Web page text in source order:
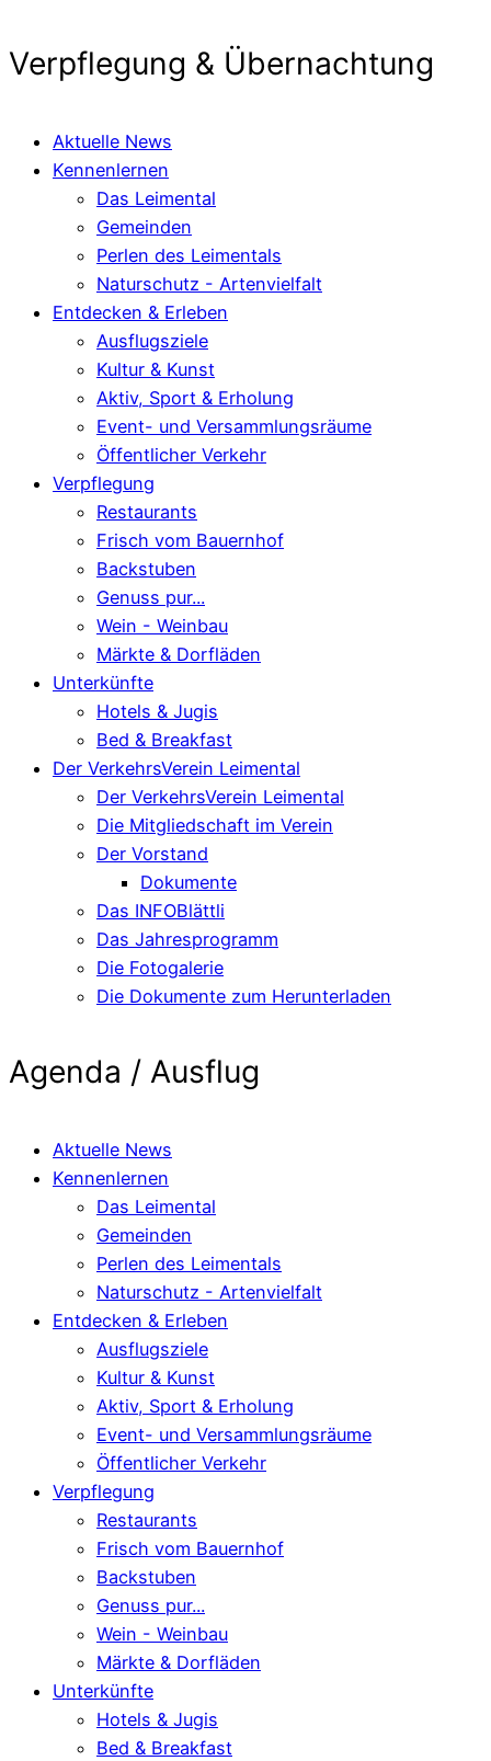
Verpflegung & Übernachtung
Aktuelle News
Kennenlernen
Das Leimental
Gemeinden
Perlen des Leimentals
Naturschutz - Artenvielfalt
Entdecken & Erleben
Ausflugsziele
Kultur & Kunst
Aktiv, Sport & Erholung
Event- und Versammlungsräume
Öffentlicher Verkehr
Verpflegung
Restaurants
Frisch vom Bauernhof
Backstuben
Genuss pur...
Wein - Weinbau
Märkte & Dorfläden
Unterkünfte
Hotels & Jugis
Bed & Breakfast
Der VerkehrsVerein Leimental
Der VerkehrsVerein Leimental
Die Mitgliedschaft im Verein
Der Vorstand
Dokumente
Das INFOBlättli
Das Jahresprogramm
Die Fotogalerie
Die Dokumente zum Herunterladen
Agenda / Ausflug
Aktuelle News
Kennenlernen
Das Leimental
Gemeinden
Perlen des Leimentals
Naturschutz - Artenvielfalt
Entdecken & Erleben
Ausflugsziele
Kultur & Kunst
Aktiv, Sport & Erholung
Event- und Versammlungsräume
Öffentlicher Verkehr
Verpflegung
Restaurants
Frisch vom Bauernhof
Backstuben
Genuss pur...
Wein - Weinbau
Märkte & Dorfläden
Unterkünfte
Hotels & Jugis
Bed & Breakfast